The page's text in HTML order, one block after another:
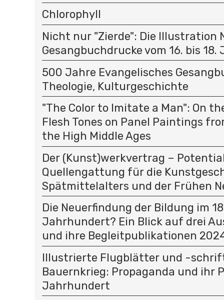
Chlorophyll
Nicht nur "Zierde": Die Illustration
Gesangbuchdrucke vom 16. bis
500 Jahre Evangelisches
Theologie, Kulturgeschichte
"The Color to Imitate a Man": On
Flesh Tones on Panel Paintings
the High Middle Ages
Der (Kunst)werkvertrag –
Quellengattung für die
Spätmittelalters und der Frühen
Die Neuerfindung der Bildung im
Jahrhundert? Ein Blick auf drei
und ihre Begleitpublikationen
Illustrierte Flugblätter und -
Bauernkrieg: Propaganda und ihr
Jahrhundert